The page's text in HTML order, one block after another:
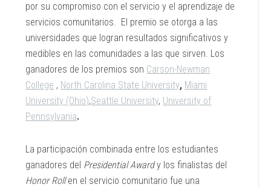
por su compromiso con el servicio y el aprendizaje de
servicios comunitarios. El premio se otorga a las
universidades que logran resultados significativos y
medibles en las comunidades a las que sirven. Los
ganadores de los premios son Carson-Newman
College , North Carolina State University, Miami
University (Ohio),Seattle University, University of
Pennsylvania.
La participación combinada entre los estudiantes
ganadores del Presidential Awardy los finalistas del
Honor Rollen el servicio comunitario fue una